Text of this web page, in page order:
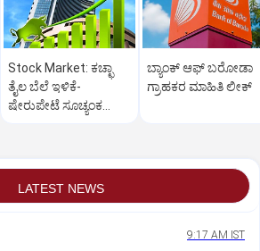
Stock Market: ಕಚ್ಛಾ
ತೈಲ ಬೆಲೆ ಇಳಿಕೆ-
ಷೇರುಪೇಟೆ ಸೂಚ್ಯಂಕ
ಬ್ಯಾಂಕ್ ಆಫ್ ಬರೋಡಾ
ಗ್ರಾಹಕರ ಮಾಹಿತಿ ಲೀಕ್
LATEST NEWS
9:17 AM IST